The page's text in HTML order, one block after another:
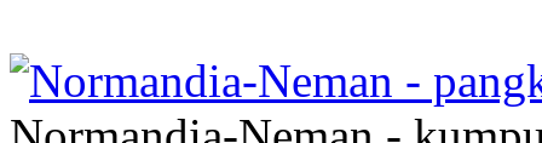
Normandia-Neman -